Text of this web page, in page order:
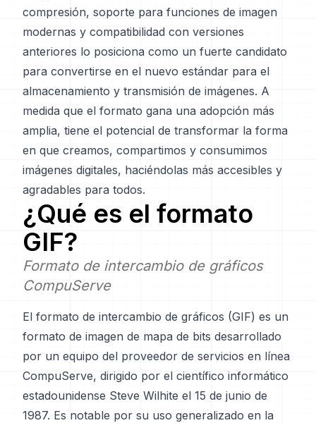
compresión, soporte para funciones de imagen
modernas y compatibilidad con versiones
anteriores lo posiciona como un fuerte candidato
para convertirse en el nuevo estándar para el
almacenamiento y transmisión de imágenes. A
medida que el formato gana una adopción más
amplia, tiene el potencial de transformar la forma
en que creamos, compartimos y consumimos
imágenes digitales, haciéndolas más accesibles y
agradables para todos.
¿Qué es el formato
GIF?
Formato de intercambio de gráficos
CompuServe
El formato de intercambio de gráficos (GIF) es un
formato de imagen de mapa de bits desarrollado
por un equipo del proveedor de servicios en línea
CompuServe, dirigido por el científico informático
estadounidense Steve Wilhite el 15 de junio de
1987. Es notable por su uso generalizado en la